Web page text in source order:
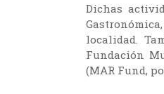
Dichas
localidad.
Fundación
(MAR Fund,